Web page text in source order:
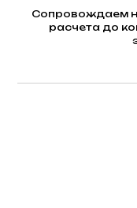
Сопровождаем
расчета до